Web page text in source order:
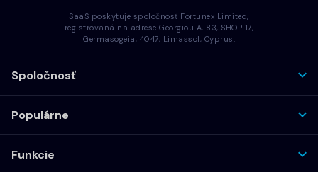
SaaS poskytuje spoločnosť Fortunex Limited,
registrovaná na adrese Georgiou A, 83, SHOP 17,
Germasogeia, 4047, Limassol, Cyprus.
Spoločnosť
Populárne
Funkcie